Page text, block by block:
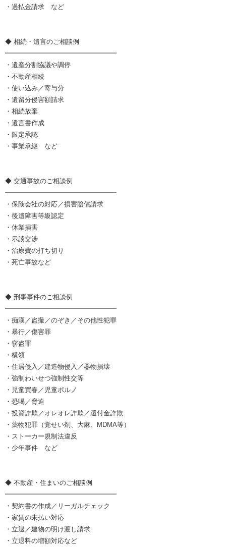
・過払金請求 など
◆ 相続・遺言のご相談例
━━━━━━━━━━━━━━━━━
・遺産分割協議や調停
・不動産相続
・使い込み／寄与分
・遺留分侵害額請求
・相続放棄
・遺言書作成
・限定承認
・事業承継 など
◆ 交通事故のご相談例
━━━━━━━━━━━━━━━━━
・保険会社の対応／損害賠償請求
・後遺障害等級認定
・休業損害
・示談交渉
・治療費の打ち切り
・死亡事故など
◆ 刑事事件のご相談例
━━━━━━━━━━━━━━━━━
・痴漢／盗撮／のぞき／その他性犯罪
・暴行／傷害罪
・窃盗罪
・横領
・住居侵入／建造物侵入／器物損壊
・強制わいせつ強制性交等
・児童買春／児童ポルノ
・恐喝／脅迫
・投資詐欺／オレオレ詐欺／還付金詐欺
・薬物犯罪（覚せい剤、大麻、MDMA等）
・ストーカー規制法違反
・少年事件 など
◆ 不動産・住まいのご相談例
━━━━━━━━━━━━━━━━━
・契約書の作成／リーガルチェック
・家賃の未払い対応
・立退／建物の明け渡し請求
・立退料の増額対応など